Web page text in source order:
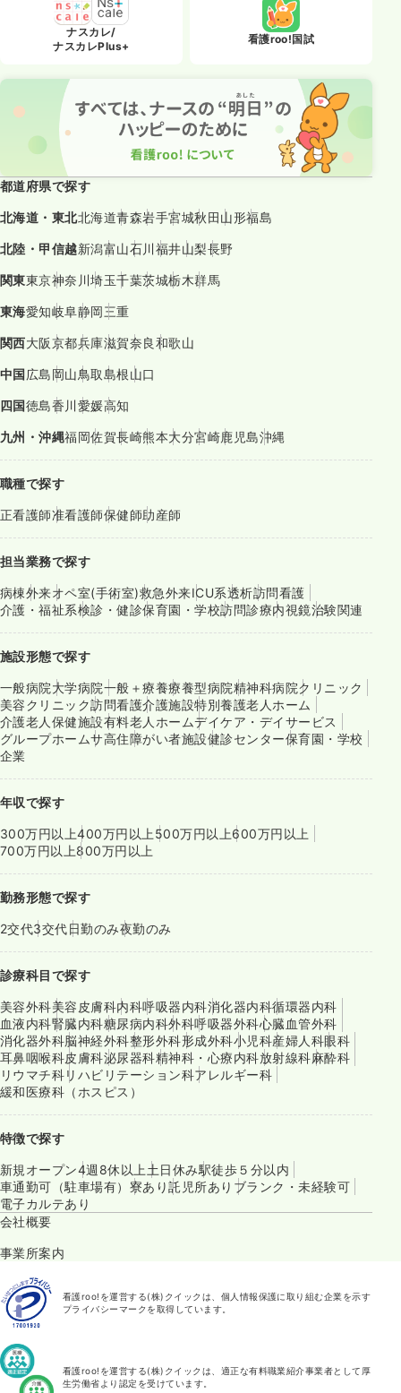
ナスカレ/
ナスカレPlus+
看護roo!国試
都道府県で探す
北海道・東北北海道青森岩手宮城秋田山形福島
北陸・甲信越新潟富山石川福井山梨長野
関東東京神奈川埼玉千葉茨城栃木群馬
東海愛知岐阜静岡三重
関西大阪京都兵庫滋賀奈良和歌山
中国広島岡山鳥取島根山口
四国徳島香川愛媛高知
九州・沖縄福岡佐賀長崎熊本大分宮崎鹿児島沖縄
職種で探す
正看護師准看護師保健師助産師
担当業務で探す
病棟外来オペ室(手術室)救急外来ICU系透析訪問看護
介護・福祉系検診・健診保育園・学校訪問診療内視鏡治験関連
施設形態で探す
一般病院大学病院一般＋療養療養型病院精神科病院クリニック
美容クリニック訪問看護介護施設特別養護老人ホーム
介護老人保健施設有料老人ホームデイケア・デイサービス
グループホームサ高住障がい者施設健診センター保育園・学校
企業
年収で探す
300万円以上400万円以上 500万円以上600万円以上
700万円以上800万円以上
勤務形態で探す
2交代3交代日勤のみ夜勤のみ
診療科目で探す
美容外科美容皮膚科内科呼吸器内科消化器内科循環器内科
血液内科腎臓内科糖尿病内科外科呼吸器外科心臓血管外科
消化器外科脳神経外科整形外科形成外科小児科産婦人科眼科
耳鼻咽喉科皮膚科泌尿器科精神科・心療内科放射線科麻酔科
リウマチ科リハビリテーション科アレルギー科
緩和医療科（ホスピス）
特徴で探す
新規オープン4週8休以上 土日休み駅徒歩５分以内
車通勤可（駐車場有） 寮あり託児所あり ブランク・未経験可
電子カルテあり
会社概要
事業所案内
看護roo!を運営する(株)クイックは、個人情報保護に取り組む企業を示す
プライバシーマークを取得しています。
看護roo!を運営する(株)クイックは、適正な有料職業紹介事業者として厚
生労働省より認定を受けています。